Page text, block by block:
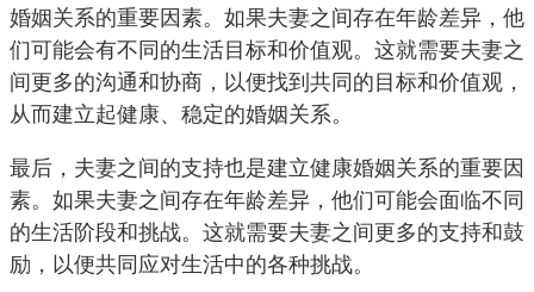
婚姻关系的重要因素。如果夫妻之间存在年龄差异，他
们可能会有不同的生活目标和价值观。这就需要夫妻之
间更多的沟通和协商，以便找到共同的目标和价值观，
从而建立起健康、稳定的婚姻关系。
最后，夫妻之间的支持也是建立健康婚姻关系的重要因
素。如果夫妻之间存在年龄差异，他们可能会面临不同
的生活阶段和挑战。这就需要夫妻之间更多的支持和鼓
励，以便共同应对生活中的各种挑战。